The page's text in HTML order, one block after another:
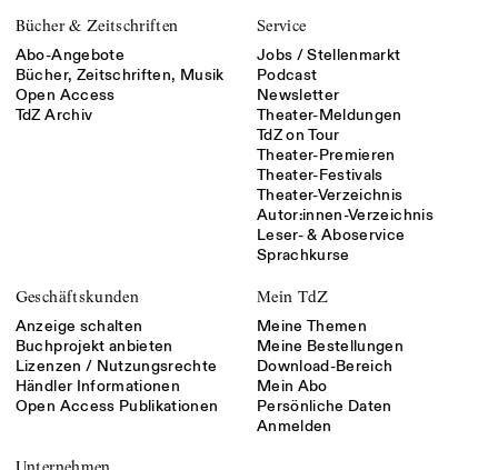
Bücher & Zeitschriften
Abo-Angebote
Bücher, Zeitschriften, Musik
Open Access
TdZ Archiv
Service
Jobs / Stellenmarkt
Podcast
Newsletter
Theater-Meldungen
TdZ on Tour
Theater-Premieren
Theater-Festivals
Theater-Verzeichnis
Autor:innen-Verzeichnis
Leser- & Aboservice
Sprachkurse
Geschäftskunden
Anzeige schalten
Buchprojekt anbieten
Lizenzen / Nutzungsrechte
Händler Informationen
Open Access Publikationen
Mein TdZ
Meine Themen
Meine Bestellungen
Download-Bereich
Mein Abo
Persönliche Daten
Anmelden